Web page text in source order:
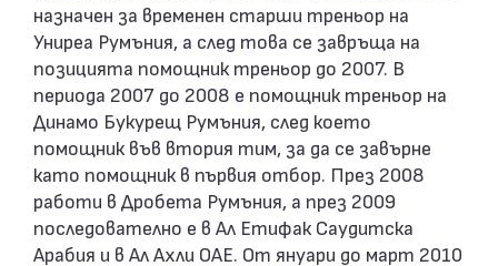
назначен за временен старши треньор на
Униреа Румъния, а след това се завръща на
позицията помощник треньор до 2007. В
периода 2007 до 2008 е помощник треньор на
Динамо Букурещ Румъния, след което
помощник във втория тим, за да се завърне
като помощник в първия отбор. През 2008
работи в Дробета Румъния, а през 2009
последователно е в Ал Етифак Саудитска
Арабия и в Ал Ахли ОАЕ. От януари до март 2010